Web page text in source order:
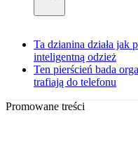
Ta dzianina działa jak
inteligentną odzież
Ten pierścień bada
trafiają do telefonu
Promowane treści